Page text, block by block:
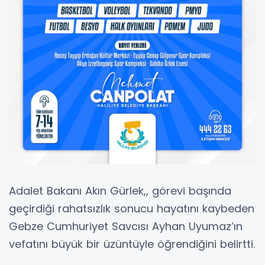
Adalet Bakanı Akın Gürlek,, görevi başında
geçirdiği rahatsızlık sonucu hayatını kaybeden
Gebze Cumhuriyet Savcısı Ayhan Uyumaz’ın
vefatını büyük bir üzüntüyle öğrendiğini belirtti.